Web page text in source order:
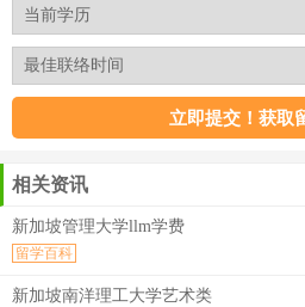
相关资讯
新加坡管理大学llm学费
留学百科
新加坡南洋理工大学艺术类